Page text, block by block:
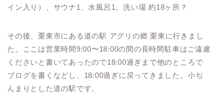
イン入り）、サウナ1、水風呂1、洗い場 約18ヶ所？
その後、栗東市にある道の駅 アグリの郷 栗東に行きまし
た。ここは営業時間9:00〜18:00の間の長時間駐車はご遠慮
くださいと書いてあったので18:00過ぎまで他のところで
ブログを書くなどし、18:00過ぎに戻ってきました。小ぢ
んまりとした道の駅です。